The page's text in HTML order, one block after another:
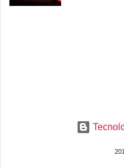
Chamado de
Há mais
imagem
Nacional da